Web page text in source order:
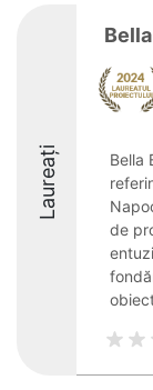
Laureați
Bella
de